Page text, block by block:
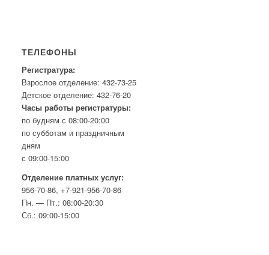
ТЕЛЕФОНЫ
Регистратура:
Взрослое отделение: 432-73-25
Детское отделение: 432-76-20
Часы работы регистратуры:
по будням с 08:00-20:00
по субботам и праздничным
дням
с 09:00-15:00
Отделение платных услуг:
956-70-86, +7-921-956-70-86
Пн. — Пт.: 08:00-20:30
Сб.: 09:00-15:00